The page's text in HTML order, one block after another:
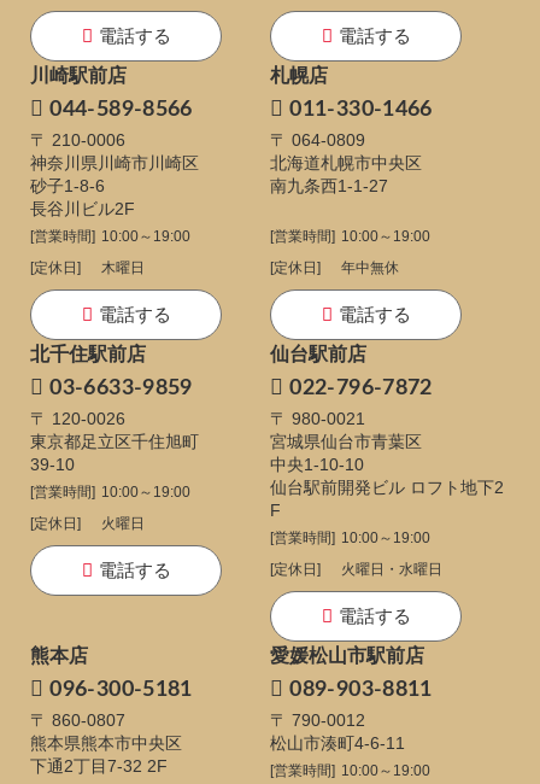
電話する
電話する
川崎駅前店
044-589-8566
〒 210-0006
神奈川県川崎市川崎区
砂子1-8-6
長谷川ビル2F
[営業時間] 10:00～19:00
[定休日]
木曜日
電話する
札幌店
011-330-1466
〒 064-0809
北海道札幌市中央区
南九条西1-1-27
[営業時間] 10:00～19:00
[定休日]
年中無休
電話する
北千住駅前店
03-6633-9859
〒 120-0026
東京都足立区千住旭町
39-10
[営業時間] 10:00～19:00
[定休日]
火曜日
電話する
仙台駅前店
022-796-7872
〒 980-0021
宮城県仙台市青葉区
中央1-10-10
仙台駅前開発ビル ロフト地下2
F
[営業時間] 10:00～19:00
[定休日]
火曜日・水曜日
電話する
熊本店
096-300-5181
〒 860-0807
熊本県熊本市中央区
下通2丁目7-32 2F
愛媛松山市駅前店
089-903-8811
〒 790-0012
松山市湊町4-6-11
[営業時間] 10:00～19:00